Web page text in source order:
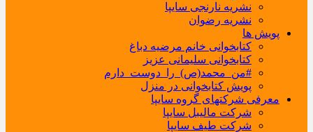
نشریه نارنجی سایپا
نشریه رضوان
پویش ها
کتابخوانی خانم مرضیه دباغ
کتابخوانی سلیمانی عزیز
#من_محمد(ص)_را_دوست_دارم
پویش کتابخوانی در منزل
معرفی شرکتهای گروه سایپا
شرکت مالیبل سایپا
شرکت طیف سایپا